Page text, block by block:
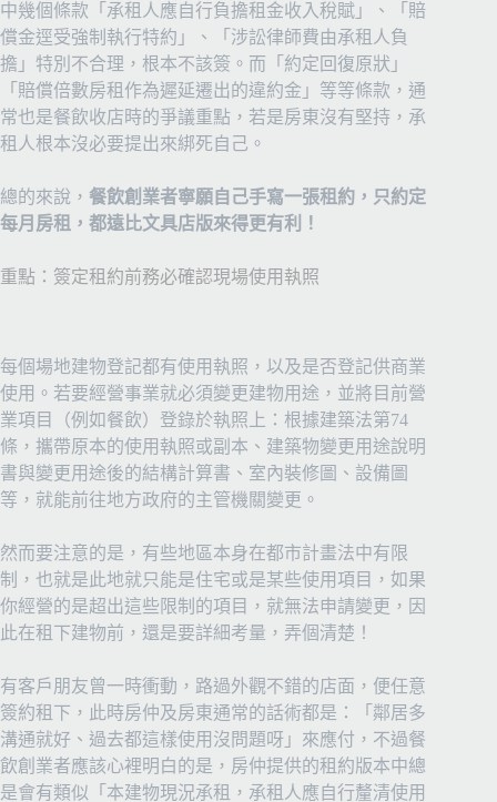
中幾個條款「承租人應自行負擔租金收入稅賦」、「賠
償金逕受強制執行特約」、「涉訟律師費由承租人負
擔」特別不合理，根本不該簽。而「約定回復原狀」
「賠償倍數房租作為遲延遷出的違約金」等等條款，通
常也是餐飲收店時的爭議重點，若是房東沒有堅持，承
租人根本沒必要提出來綁死自己。
總的來說， 餐飲創業者寧願自己手寫一張租約，只約定
每月房租，都遠比文具店版來得更有利！
重點：簽定租約前務必確認現場使用執照
每個場地建物登記都有使用執照，以及是否登記供商業
使用。若要經營事業就必須變更建物用途，並將目前營
業項目（例如餐飲）登錄於執照上：根據建築法第74
條，攜帶原本的使用執照或副本、建築物變更用途說明
書與變更用途後的結構計算書、室內裝修圖、設備圖
等，就能前往地方政府的主管機關變更。
然而要注意的是，有些地區本身在都市計畫法中有限
制，也就是此地就只能是住宅或是某些使用項目，如果
你經營的是超出這些限制的項目，就無法申請變更，因
此在租下建物前，還是要詳細考量，弄個清楚！
有客戶朋友曾一時衝動，路過外觀不錯的店面，便任意
簽約租下，此時房仲及房東通常的話術都是：「鄰居多
溝通就好、過去都這樣使用沒問題呀」來應付，不過餐
飲創業者應該心裡明白的是，房仲提供的租約版本中總
是會有類似「本建物現況承租，承租人應自行釐清使用